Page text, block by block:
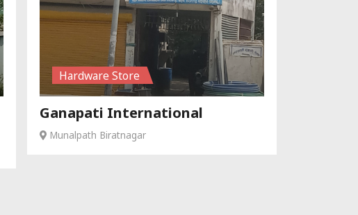
Hardware Store
Ganapati International
Munalpath Biratnagar